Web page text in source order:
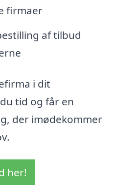
firmaer
af tilbud
i dit
tid og får en
der imødekommer
her!